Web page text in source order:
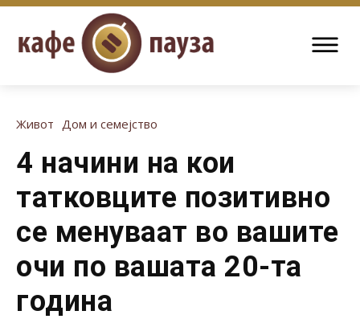
Живот Дом и семејство
4 начини на кои
татковците позитивно
се менуваат во вашите
очи по вашата 20-та
година